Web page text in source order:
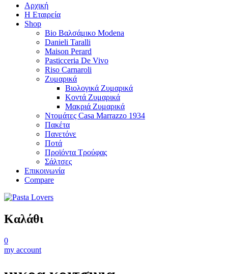
Αρχική
Η Εταιρεία
Shop
Bio Βαλσάμικο Modena
Danieli Taralli
Maison Perard
Pasticceria De Vivo
Riso Carnaroli
Ζυμαρικά
Βιολογικά Ζυμαρικά
Κοντά Ζυμαρικά
Μακριά Ζυμαρικά
Ντομάτες Casa Marrazzo 1934
Πακέτα
Πανετόνε
Ποτά
Προϊόντα Τρούφας
Σάλτσες
Επικοινωνία
Compare
Καλάθι
0
my account